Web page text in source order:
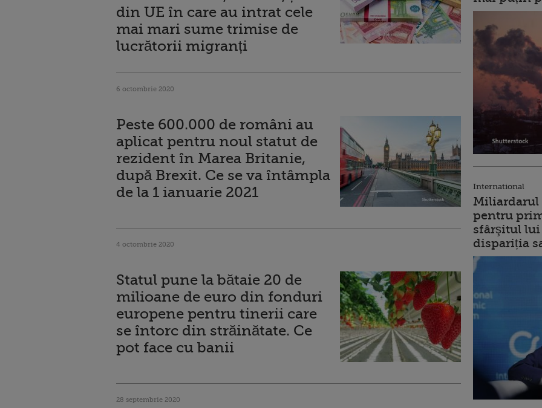
din UE în care au intrat cele
mai mari sume trimise de
lucrătorii migranți
6 octombrie 2020
Peste 600.000 de români au
aplicat pentru noul statut de
rezident în Marea Britanie,
după Brexit. Ce se va întâmpla
de la 1 ianuarie 2021
4 octombrie 2020
Statul pune la bătaie 20 de
milioane de euro din fonduri
europene pentru tinerii care
se întorc din străinătate. Ce
pot face cu banii
28 septembrie 2020
International
Miliardarul
pentru
sfârşitul lui
dispariția